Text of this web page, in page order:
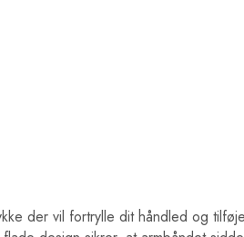
der vil fortrylle dit håndled og